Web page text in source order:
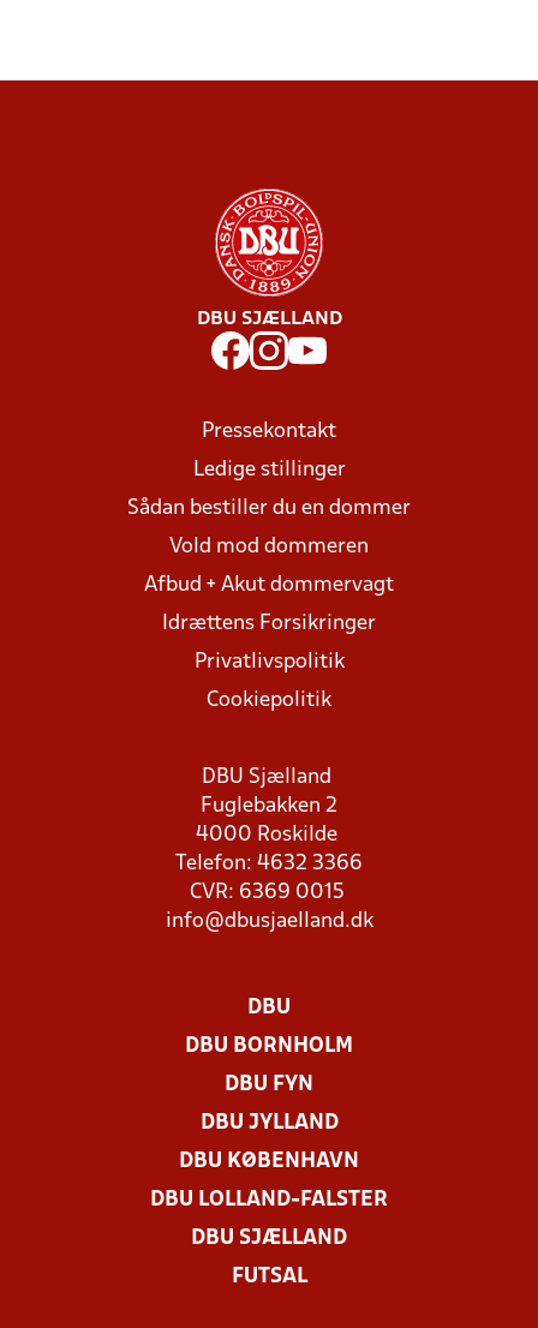
DBU SJÆLLAND
Pressekontakt
Ledige stillinger
Sådan bestiller du en dommer
Vold mod dommeren
Afbud + Akut dommervagt
Idrættens Forsikringer
Privatlivspolitik
Cookiepolitik
DBU Sjælland
Fuglebakken 2
4000 Roskilde
Telefon: 4632 3366
CVR: 6369 0015
info@dbusjaelland.dk
DBU
DBU BORNHOLM
DBU FYN
DBU JYLLAND
DBU KØBENHAVN
DBU LOLLAND-FALSTER
DBU SJÆLLAND
FUTSAL